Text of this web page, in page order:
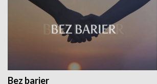
Bez barier